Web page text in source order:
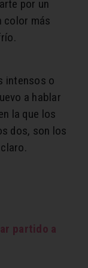
por un
color más
intensos o
a hablar
la que los
dos, son los
partido a